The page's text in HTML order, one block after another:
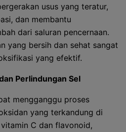
usus yang teratur,
dan membantu
dari saluran pencernaan.
yang bersih dan sehat sangat
yang efektif.
Perlindungan Sel
mengganggu proses
yang terkandung di
C dan flavonoid,